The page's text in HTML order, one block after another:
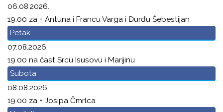
06.08.2026.
19.00 za + Antuna i Francu Varga i Đurđu Šebestijan
Petak
07.08.2026.
19.00 na čast Srcu Isusovu i Marijinu
Subota
08.08.2026.
19.00 za + Josipa Čmrlca